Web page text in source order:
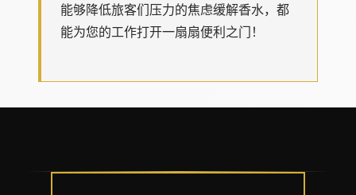
能够降低旅客们压力的焦虑缓解香水，都
能为您的工作打开一扇扇便利之门！